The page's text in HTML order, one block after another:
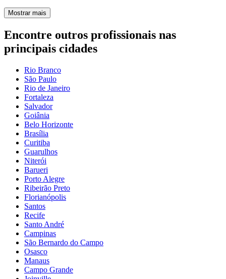
Mostrar mais
Encontre outros profissionais nas
principais cidades
Rio Branco
São Paulo
Rio de Janeiro
Fortaleza
Salvador
Goiânia
Belo Horizonte
Brasília
Curitiba
Guarulhos
Niterói
Barueri
Porto Alegre
Ribeirão Preto
Florianópolis
Santos
Recife
Santo André
Campinas
São Bernardo do Campo
Osasco
Manaus
Campo Grande